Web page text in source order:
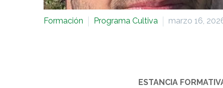
Formación Programa Cultiva marzo 16,
ESTANCIA